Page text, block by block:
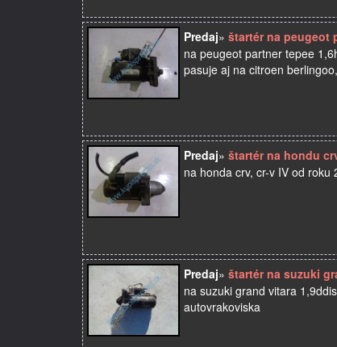
Predaj» štartér na peugeot
na peugeot partner tepee
pasuje aj na citroen
Predaj» štartér na hondu
na honda crv, cr-v IV od
Predaj» štartér na suzuki
na suzuki grand vitara
autovrakoviska